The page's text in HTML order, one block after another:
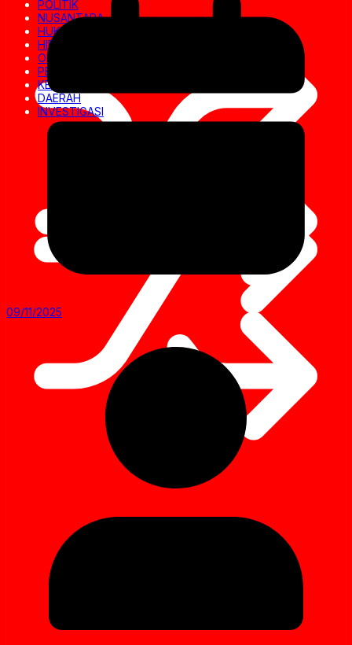
POLITIK
NUSANTARA
HUKRIM
HIBURAN
OLAHRAGA
PENDIDIKAN
KESEHATAN
DAERAH
INVESTIGASI
09/11/2025